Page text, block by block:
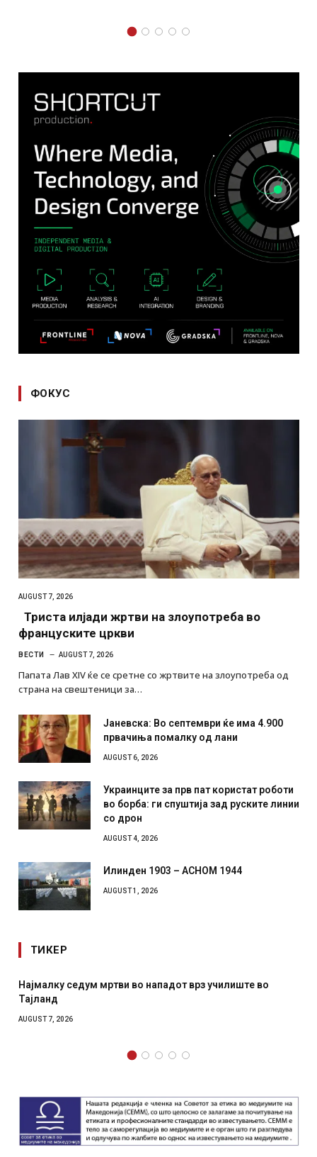
ФОКУС
AUGUST 7, 2026
Триста илјади жртви на злоупотреба во
француските цркви
ВЕСТИ AUGUST 7, 2026
Папата Лав XIV ќе се сретне со жртвите на злоупотреба од
страна на свештеници за…
Јаневска: Во септември ќе има 4.900
првачиња помалку од лани
AUGUST 6, 2026
Украинците за прв пат користат роботи
во борба: ги спуштија зад руските линии
со дрон
AUGUST 4, 2026
Илинден 1903 – АСНОМ 1944
AUGUST 1, 2026
ТИКЕР
во нападот врз училиште во
СОЗИС: Украинците